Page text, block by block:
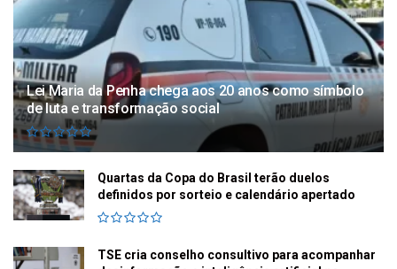
Lei Maria da Penha chega aos 20 anos como símbolo
de luta e transformação social
Quartas da Copa do Brasil terão duelos
definidos por sorteio e calendário apertado
TSE cria conselho consultivo para acompanhar